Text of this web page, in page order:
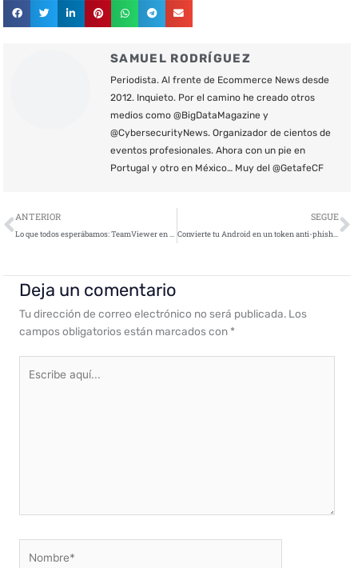
SAMUEL RODRÍGUEZ
Periodista. Al frente de Ecommerce News desde
2012. Inquieto. Por el camino he creado otros
medios como @BigDataMagazine y
@CybersecurityNews. Organizador de cientos de
eventos profesionales. Ahora con un pie en
Portugal y otro en México… Muy del @GetafeCF
Ant
ANTERIOR
Lo que todos esperábamos: TeamViewer en español
SEGUE
Convierte tu Android en un token anti-phishing
Deja un comentario
Tu dirección de correo electrónico no será publicada. Los
campos obligatorios están marcados con *
aquí...